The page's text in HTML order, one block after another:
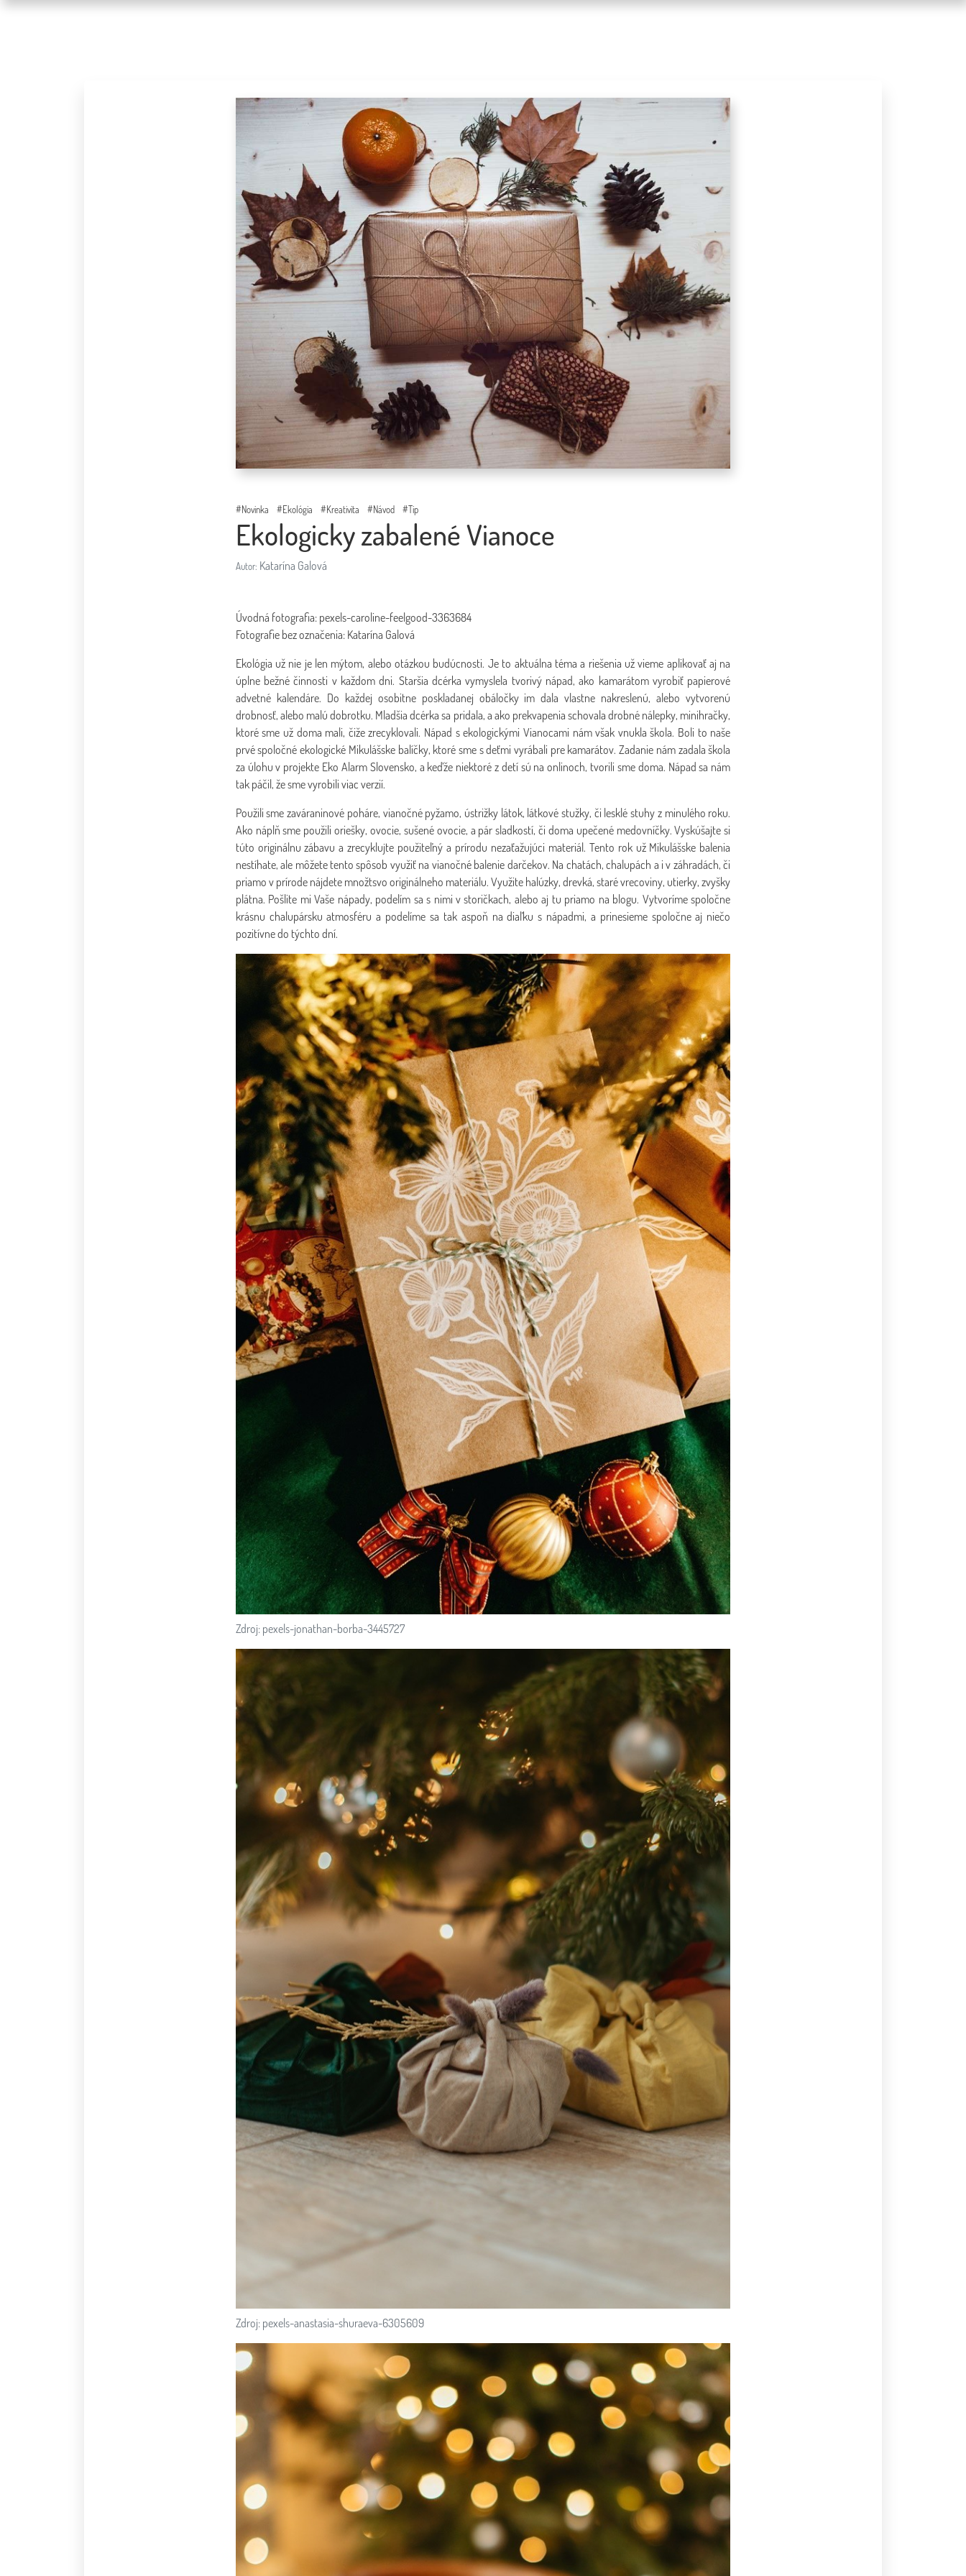
#Novinka #Ekológia #Kreativita #Návod #Tip
Ekologicky zabalené Vianoce
Autor: Katarína Galová
Úvodná fotografia: pexels-caroline-feelgood-3363684
Fotografie bez označenia: Katarína Galová
Ekológia už nie je len mýtom, alebo otázkou budúcnosti. Je to aktuálna téma a riešenia už vieme aplikovať aj na
úplne bežné činnosti v každom dni. Staršia dcérka vymyslela tvorivý nápad, ako kamarátom vyrobiť papierové
advetné kalendáre. Do každej osobitne poskladanej obáločky im dala vlastne nakreslenú, alebo vytvorenú
drobnosť, alebo malú dobrotku. Mladšia dcérka sa pridala, a ako prekvapenia schovala drobné nálepky, minihračky,
ktoré sme už doma mali, čiže zrecyklovali. Nápad s ekologickými Vianocami nám však vnukla škola. Boli to naše
prvé spoločné ekologické Mikulášske balíčky, ktoré sme s deťmi vyrábali pre kamarátov. Zadanie nám zadala škola
za úlohu v projekte Eko Alarm Slovensko, a keďže niektoré z detí sú na onlinoch, tvorili sme doma. Nápad sa nám
tak páčil, že sme vyrobili viac verzií.
Použili sme zaváraninové poháre, vianočné pyžamo, ústrižky látok, látkové stužky, či lesklé stuhy z minulého roku.
Ako náplň sme použili oriešky, ovocie, sušené ovocie, a pár sladkostí, či doma upečené medovníčky. Vyskúšajte si
túto originálnu zábavu a zrecyklujte použiteľný a prírodu nezaťažujúci materiál. Tento rok už Mikulášske balenia
nestíhate, ale môžete tento spôsob využiť na vianočné balenie darčekov. Na chatách, chalupách a i v záhradách, či
priamo v prírode nájdete množtsvo originálneho materiálu. Využite halúzky, drevká, staré vrecoviny, utierky, zvyšky
plátna. Pošlite mi Vaše nápady, podelím sa s nimi v storičkach, alebo aj tu priamo na blogu. Vytvoríme spoločne
krásnu chalupársku atmosféru a podelíme sa tak aspoň na diaľku s nápadmi, a prinesieme spoločne aj niečo
pozitívne do týchto dní.
Zdroj: pexels-jonathan-borba-3445727
Zdroj: pexels-anastasia-shuraeva-6305609